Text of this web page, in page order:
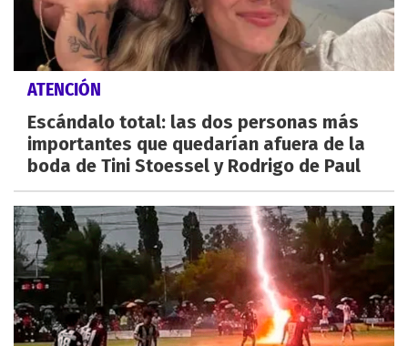
ATENCIÓN
Escándalo total: las dos personas más
importantes que quedarían afuera de la
boda de Tini Stoessel y Rodrigo de Paul